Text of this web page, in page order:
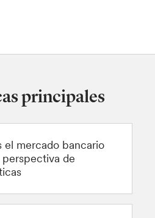
principales
el mercado bancario
de